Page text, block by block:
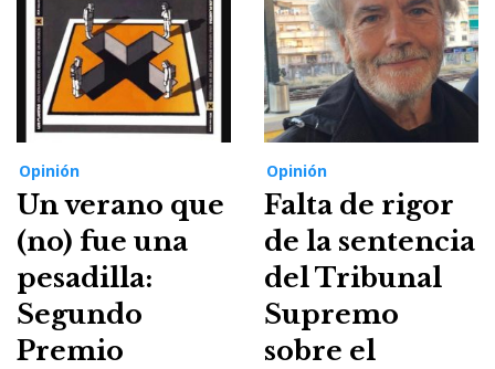
Opinión
Un verano que
(no) fue una
pesadilla:
Segundo
Premio
Opinión
Falta de rigor
de la sentencia
del Tribunal
Supremo
sobre el